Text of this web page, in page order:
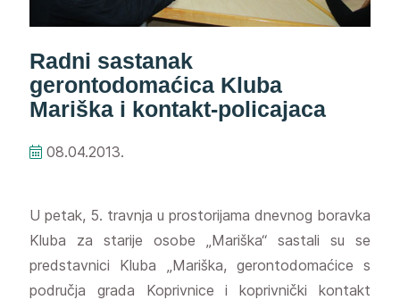
Radni sastanak
gerontodomaćica Kluba
Mariška i kontakt-policajaca
08.04.2013.
U petak, 5. travnja u prostorijama dnevnog boravka
Kluba za starije osobe „Mariška“ sastali su se
predstavnici Kluba „Mariška, gerontodomaćice s
područja grada Koprivnice i koprivnički kontakt